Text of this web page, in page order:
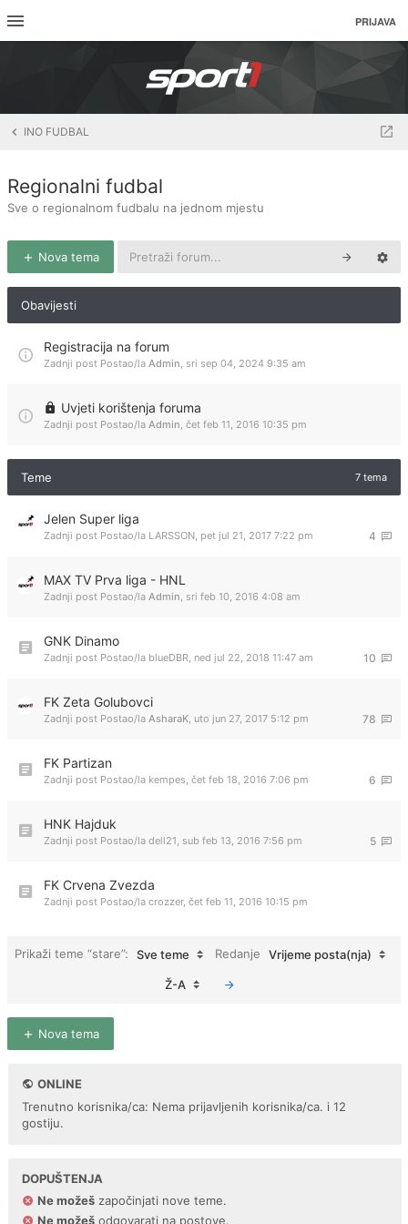
PRIJAVA
INO FUDBAL
Regionalni fudbal
Sve o regionalnom fudbalu na jednom mjestu
Nova tema
Obavijesti
Registracija na forum
Zadnji post Postao/la Admin, sri sep 04, 2024 9:35 am
Uvjeti korištenja foruma
Zadnji post Postao/la Admin, čet feb 11, 2016 10:35 pm
Teme 7 tema
Jelen Super liga
4
Zadnji post Postao/la LARSSON, pet jul 21, 2017 7:22 pm
MAX TV Prva liga - HNL
Zadnji post Postao/la Admin, sri feb 10, 2016 4:08 am
GNK Dinamo
10
Zadnji post Postao/la blueDBR, ned jul 22, 2018 11:47 am
FK Zeta Golubovci
78
Zadnji post Postao/la AsharaK, uto jun 27, 2017 5:12 pm
FK Partizan
6
Zadnji post Postao/la kempes, čet feb 18, 2016 7:06 pm
HNK Hajduk
5
Zadnji post Postao/la dell21, sub feb 13, 2016 7:56 pm
FK Crvena Zvezda
Zadnji post Postao/la crozzer, čet feb 11, 2016 10:15 pm
Prikaži teme “stare”: Sve teme Redanje Vrijeme posta(nja)
Ž-A
Nova tema
ONLINE
Trenutno korisnika/ca: Nema prijavljenih korisnika/ca. i 12
gostiju.
DOPUŠTENJA
Ne možeš započinjati nove teme.
Ne možeš odgovarati na postove.